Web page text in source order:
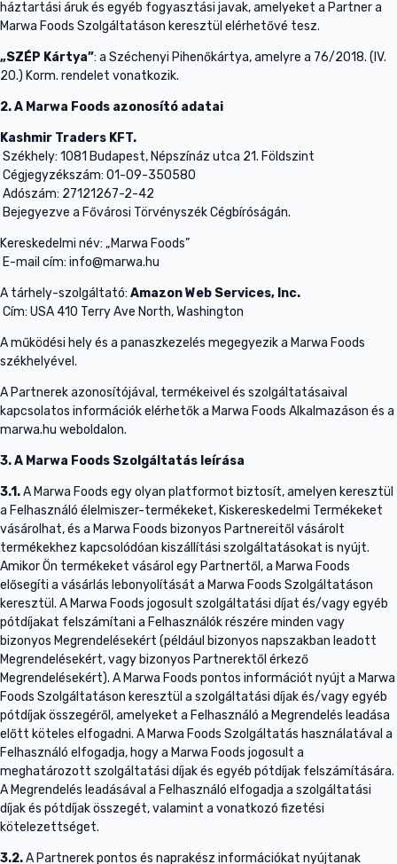
háztartási áruk és egyéb fogyasztási javak, amelyeket a Partner a
Marwa Foods Szolgáltatáson keresztül elérhetővé tesz.
„SZÉP Kártya”: a Széchenyi Pihenőkártya, amelyre a 76/2018. (IV.
20.) Korm. rendelet vonatkozik.
2. A Marwa Foods azonosító adatai
Kashmir Traders KFT.
Székhely: 1081 Budapest, Népszínáz utca 21. Földszint
Cégjegyzékszám: 01-09-350580
Adószám: 27121267-2-42
Bejegyezve a Fővárosi Törvényszék Cégbíróságán.
Kereskedelmi név: „Marwa Foods”
E-mail cím: info@marwa.hu
A tárhely-szolgáltató: Amazon Web Services, Inc.
Cím: USA 410 Terry Ave North, Washington
A működési hely és a panaszkezelés megegyezik a Marwa Foods
székhelyével.
A Partnerek azonosítójával, termékeivel és szolgáltatásaival
kapcsolatos információk elérhetők a Marwa Foods Alkalmazáson és a
marwa.hu weboldalon.
3. A Marwa Foods Szolgáltatás leírása
3.1.A Marwa Foods egy olyan platformot biztosít, amelyen keresztül
a Felhasználó élelmiszer-termékeket, Kiskereskedelmi Termékeket
vásárolhat, és a Marwa Foods bizonyos Partnereitől vásárolt
termékekhez kapcsolódóan kiszállítási szolgáltatásokat is nyújt.
Amikor Ön termékeket vásárol egy Partnertől, a Marwa Foods
elősegíti a vásárlás lebonyolítását a Marwa Foods Szolgáltatáson
keresztül. A Marwa Foods jogosult szolgáltatási díjat és/vagy egyéb
pótdíjakat felszámítani a Felhasználók részére minden vagy
bizonyos Megrendelésekért (például bizonyos napszakban leadott
Megrendelésekért, vagy bizonyos Partnerektől érkező
Megrendelésekért). A Marwa Foods pontos információt nyújt a Marwa
Foods Szolgáltatáson keresztül a szolgáltatási díjak és/vagy egyéb
pótdíjak összegéről, amelyeket a Felhasználó a Megrendelés leadása
előtt köteles elfogadni. A Marwa Foods Szolgáltatás használatával a
Felhasználó elfogadja, hogy a Marwa Foods jogosult a
meghatározott szolgáltatási díjak és egyéb pótdíjak felszámítására.
A Megrendelés leadásával a Felhasználó elfogadja a szolgáltatási
díjak és pótdíjak összegét, valamint a vonatkozó fizetési
kötelezettséget.
3.2.A Partnerek pontos és naprakész információkat nyújtanak